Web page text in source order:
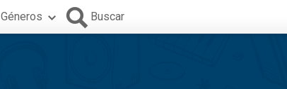
Géneros Buscar